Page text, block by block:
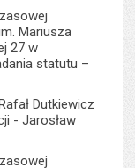
Mariusza
27 w
statutu –
Dutkiewicz
- Jarosław